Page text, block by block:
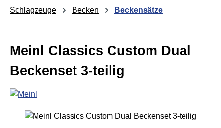
Schlagzeuge Becken Beckensätze
Meinl Classics Custom Dual
Beckenset 3-teilig
Bildergalerie überspringen